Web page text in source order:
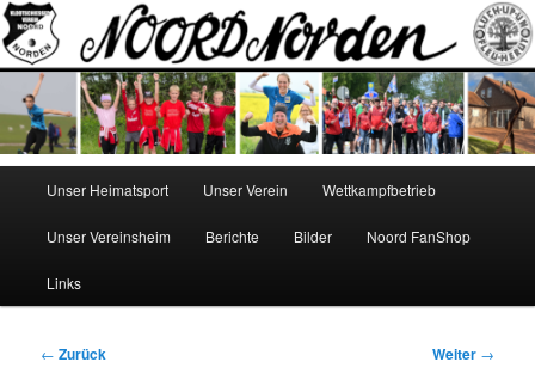
Zum
Inhalt
wechseln
NOORD
Norden
Unser Heimatsport Unser Verein Wettkampfbetrieb
Unser Vereinsheim Berichte Bilder Noord FanShop
Links
Beitragsnavigation
← Zurück Weiter →